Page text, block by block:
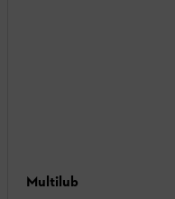
Multilub